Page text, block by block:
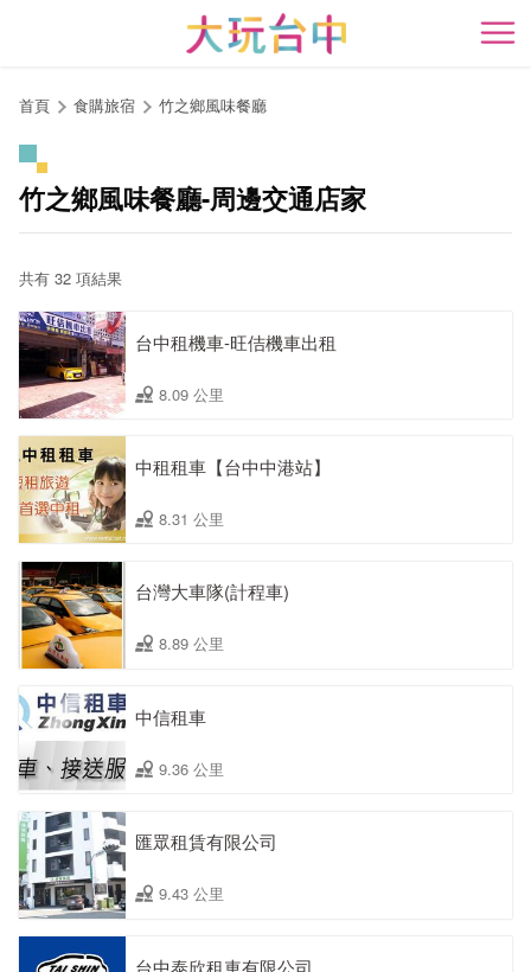
開
首頁 食購旅宿 竹之鄉風味餐廳
竹之鄉風味餐廳-周邊交通店家
共有 32 項結果
台中租機車-旺佶機車出租
8.09 公里
中租租車【台中中港站】
8.31 公里
台灣大車隊(計程車)
8.89 公里
中信租車
9.36 公里
匯眾租賃有限公司
9.43 公里
台中泰欣租車有限公司